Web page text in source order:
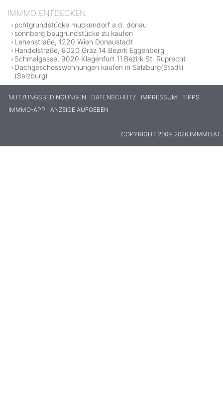
IMMMO ENTDECKEN
pchtgrundstücke muckendorf a.d. donau
sonnberg baugrundstücke zu kaufen
Lehenstraße, 1220 Wien Donaustadt
Handelstraße, 8020 Graz 14.Bezirk Eggenberg
Schmalgasse, 9020 Klagenfurt 11.Bezirk St. Ruprecht
Dachgeschosswohnungen kaufen in Salzburg(Stadt)
(Salzburg)
NUTZUNGSBEDINGUNGEN DATENSCHUTZ IMPRESSUM
TIPPS
IMMMO-APP
ANZEIGE AUFGEBEN
COPYRIGHT 2009-2026 IMMMO.AT